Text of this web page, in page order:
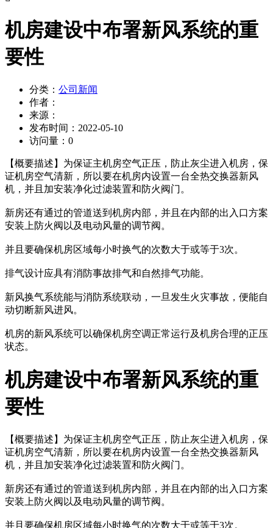
机房建设中布署新风系统的重
要性
分类： 公司新闻
作者：
来源：
发布时间： 2022-05-10
访问量： 0
【概要描述】 为保证主机房空气正压，防止灰尘进入机房，保
证机房空气清新，所以要在机房内设置一台全热交换器新风
机，并且加安装净化过滤装置和防火阀门。
新房还有通过的管道送到机房内部，并且在内部的出入口方案
安装上防火阀以及电动风量的调节阀。
并且要确保机房区域每小时换气的次数大于或等于3次。
排气设计应具有消防事故排气和自然排气功能。
新风换气系统能与消防系统联动，一旦发生火灾事故，便能自
动切断新风进风。
机房的新风系统可以确保机房空调正常运行及机房合理的正压
状态。
机房建设中布署新风系统的重
要性
【概要描述】 为保证主机房空气正压，防止灰尘进入机房，保
证机房空气清新，所以要在机房内设置一台全热交换器新风
机，并且加安装净化过滤装置和防火阀门。
新房还有通过的管道送到机房内部，并且在内部的出入口方案
安装上防火阀以及电动风量的调节阀。
并且要确保机房区域每小时换气的次数大于或等于3次。